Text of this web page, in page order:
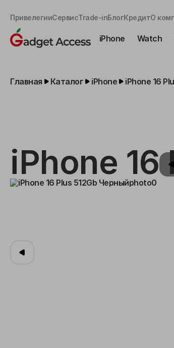
ПривелегииСервисTrade-inБлогКредитО
iPhone Watch
Главная Каталог iPhone iPhone 16
iPhone